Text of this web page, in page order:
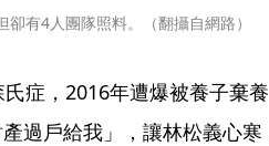
有4人團隊照料。（翻攝自網路）
症，2016年遭爆被養子棄
過戶給我」，讓林松義心